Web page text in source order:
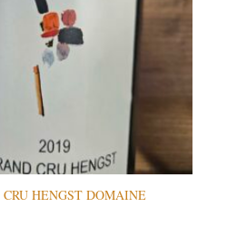
HENGST DOMAINE